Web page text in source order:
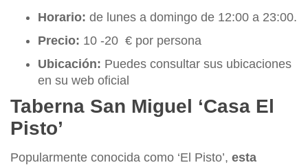
Horario: de lunes a domingo de 12:00 a 23:00.
Precio: 10 -20 € por persona
Ubicación: Puedes consultar sus ubicaciones
en su web oficial
Taberna San Miguel ‘Casa El
Pisto’
Popularmente conocida como ‘El Pisto’, esta